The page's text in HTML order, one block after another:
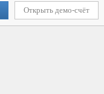
Открыть демо-счёт